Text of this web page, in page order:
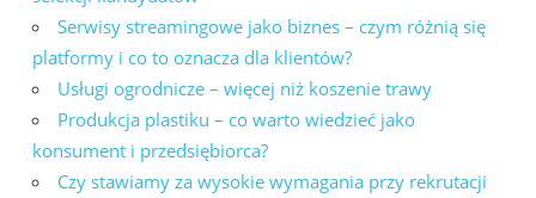
Serwisy streamingowe jako biznes – czym różnią się
platformy i co to oznacza dla klientów?
Usługi ogrodnicze – więcej niż koszenie trawy
Produkcja plastiku – co warto wiedzieć jako
konsument i przedsiębiorca?
Czy stawiamy za wysokie wymagania przy rekrutacji